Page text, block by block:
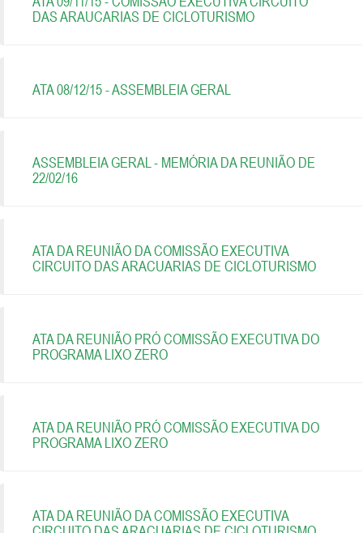
DAS ARAUCARIAS DE CICLOTURISMO
ATA 08/12/15 - ASSEMBLEIA GERAL
ASSEMBLEIA GERAL - MEMÓRIA DA REUNIÃO DE
22/02/16
ATA DA REUNIÃO DA COMISSÃO EXECUTIVA
CIRCUITO DAS ARACUARIAS DE CICLOTURISMO
ATA DA REUNIÃO PRÓ COMISSÃO EXECUTIVA DO
PROGRAMA LIXO ZERO
ATA DA REUNIÃO PRÓ COMISSÃO EXECUTIVA DO
PROGRAMA LIXO ZERO
ATA DA REUNIÃO DA COMISSÃO EXECUTIVA